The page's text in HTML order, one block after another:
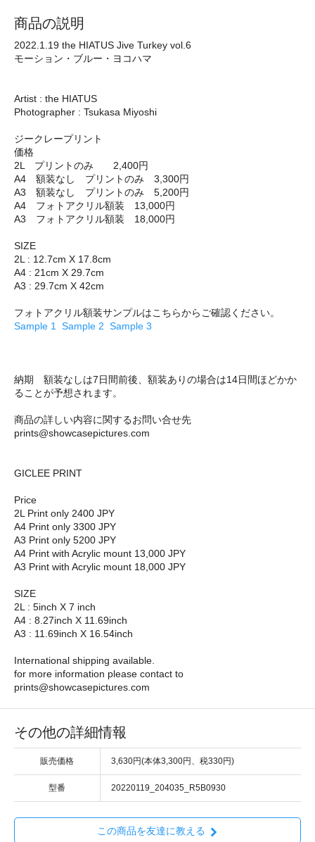
商品の説明
2022.1.19 the HIATUS Jive Turkey vol.6
モーション・ブルー・ヨコハマ
Artist : the HIATUS
Photographer : Tsukasa Miyoshi
ジークレープリント
価格
2L プリントのみ 2,400円
A4 額装なし プリントのみ 3,300円
A3 額装なし プリントのみ 5,200円
A4 フォトアクリル額装 13,000円
A3 フォトアクリル額装 18,000円
SIZE
2L : 12.7cm X 17.8cm
A4 : 21cm X 29.7cm
A3 : 29.7cm X 42cm
フォトアクリル額装サンプルはこちらからご確認ください。
Sample 1
Sample 2 Sample 3
納期 額装なしは7日間前後、額装ありの場合は14日間ほどかか
ることが予想されます。
商品の詳しい内容に関するお問い合せ先
prints@showcasepictures.com
GICLEE PRINT
Price
2L Print only 2400 JPY
A4 Print only 3300 JPY
A3 Print only 5200 JPY
A4 Print with Acrylic mount 13,000 JPY
A3 Print with Acrylic mount 18,000 JPY
SIZE
2L : 5inch X 7 inch
A4 : 8.27inch X 11.69inch
A3 : 11.69inch X 16.54inch
International shipping available.
for more information please contact to
prints@showcasepictures.com
その他の詳細情報
販売価格 3,630円(本体3,300円、税330円)
型番 20220119_204035_R5B0930
この商品を友達に教える